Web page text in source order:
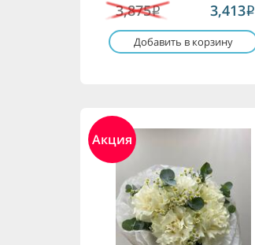
3,875i 3,413i
Добавить в корзину
Акция